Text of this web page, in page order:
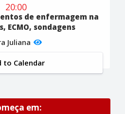
20:00
de enfermagem na
ECMO, sondagens
Juliana
to Calendar
em: